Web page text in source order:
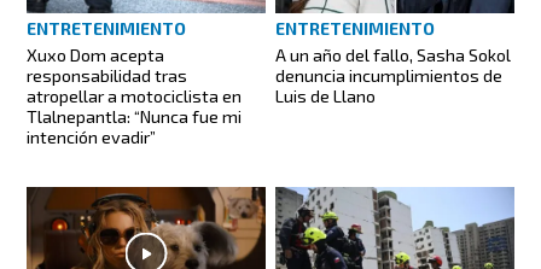
ENTRETENIMIENTO
Xuxo Dom acepta
responsabilidad tras
atropellar a motociclista en
Tlalnepantla: “Nunca fue mi
intención evadir”
ENTRETENIMIENTO
A un año del fallo, Sasha Sokol
denuncia incumplimientos de
Luis de Llano